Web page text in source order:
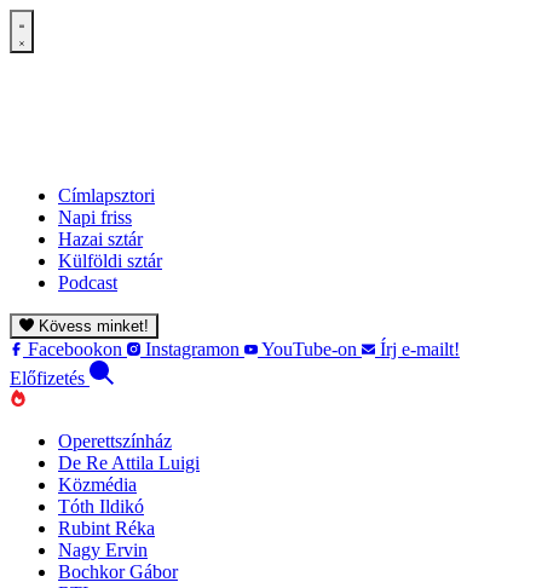
Címlapsztori
Napi friss
Hazai sztár
Külföldi sztár
Podcast
Kövess minket!
Facebookon Instagramon YouTube-on
Írj e-mailt!
Előfizetés
Operettszínház
De Re Attila Luigi
Közmédia
Tóth Ildikó
Rubint Réka
Nagy Ervin
Bochkor Gábor